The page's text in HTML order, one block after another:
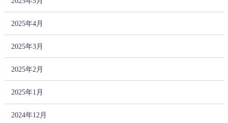
2025年4月
2025年3月
2025年2月
2025年1月
2024年12月